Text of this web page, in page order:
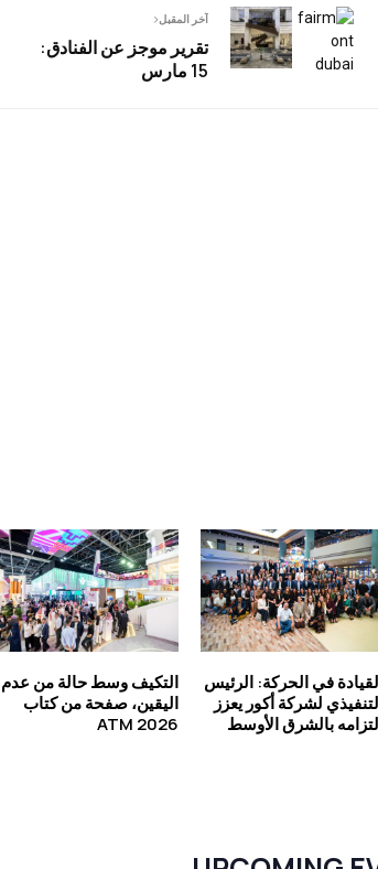
آخر المقبل
تقرير موجز عن الفنادق:
15 مارس
التكيف وسط حالة من عدم
اليقين، صفحة من كتاب
ATM 2026
في الحركة: الرئيس
لشركة أكور يعزز
بالشرق الأوسط